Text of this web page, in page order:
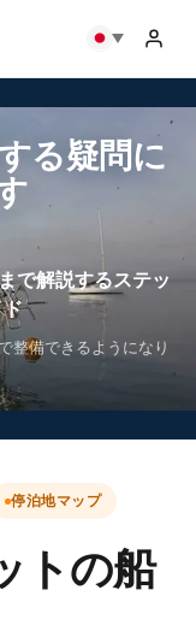
る疑問に
で解説するステッ
整備できるようになり
停泊地マップ
トの船